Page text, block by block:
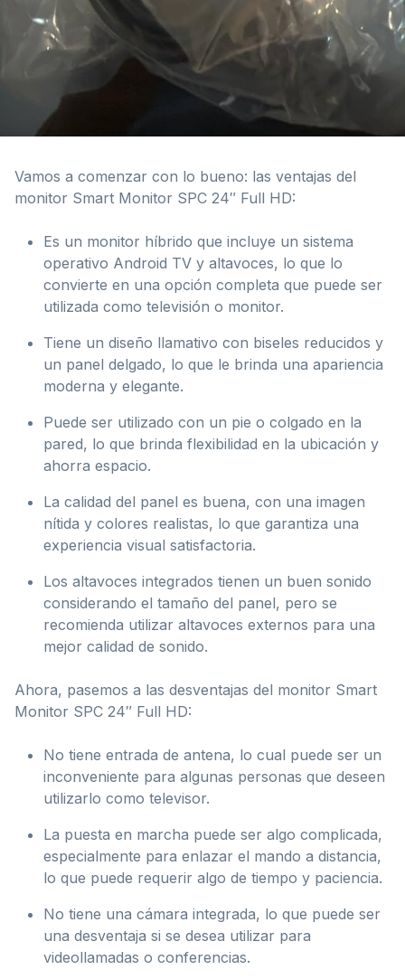
Vamos a comenzar con lo bueno: las ventajas del
monitor Smart Monitor SPC 24″ Full HD:
Es un monitor híbrido que incluye un sistema
operativo Android TV y altavoces, lo que lo
convierte en una opción completa que puede ser
utilizada como televisión o monitor.
Tiene un diseño llamativo con biseles reducidos y
un panel delgado, lo que le brinda una apariencia
moderna y elegante.
Puede ser utilizado con un pie o colgado en la
pared, lo que brinda flexibilidad en la ubicación y
ahorra espacio.
La calidad del panel es buena, con una imagen
nítida y colores realistas, lo que garantiza una
experiencia visual satisfactoria.
Los altavoces integrados tienen un buen sonido
considerando el tamaño del panel, pero se
recomienda utilizar altavoces externos para una
mejor calidad de sonido.
Ahora, pasemos a las desventajas del monitor Smart
Monitor SPC 24″ Full HD:
No tiene entrada de antena, lo cual puede ser un
inconveniente para algunas personas que deseen
utilizarlo como televisor.
La puesta en marcha puede ser algo complicada,
especialmente para enlazar el mando a distancia,
lo que puede requerir algo de tiempo y paciencia.
No tiene una cámara integrada, lo que puede ser
una desventaja si se desea utilizar para
videollamadas o conferencias.